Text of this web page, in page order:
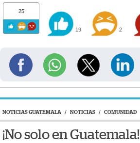
25
19 2
NOTICIAS GUATEMALA / NOTICIAS / COMUNIDAD
¡No solo en Guatemala!